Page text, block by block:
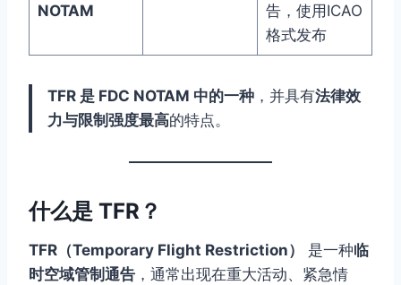
NOTAM
告，使用ICAO
格式发布
TFR 是 FDC NOTAM 中的一种 ，并具有法律效
力与限制强度最高的特点。
什么是 TFR？
TFR（Temporary Flight Restriction） 是一种临
时空域管制通告 ，通常出现在重大活动、紧急情